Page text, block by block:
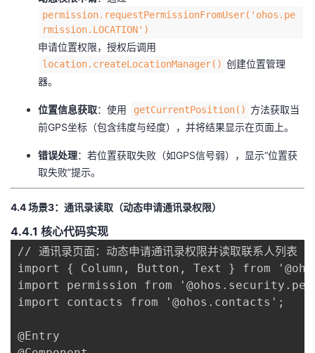
permission.requestPermissionFromUser('ohos.pe
rmission.LOCATION')
申请位置权限，授权后调用
location.createLocationManager() 创建位置管理
器。
​位置信息获取​​：使用 getCurrentPosition() 方法获取当
前GPS坐标（包含纬度与经度），并将结果显示在页面上。
​错误处理​​：若位置获取失败（如GPS信号弱），显示“位置获
取失败”提示。
​4.4 场景3：通讯录读取（动态申请通讯录权限）​
​4.4.1 核心代码实现​
// 通讯录页面：动态申请通讯录权限并读取联系人列表
import { Column, Button, Text } from
import permission from
import contacts from '@ohos.contacts';
@Entry